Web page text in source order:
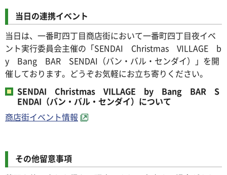
当日の連携イベント
当日は、一番町四丁目商店街において一番町四丁目夜イベ
ント実行委員会主催の「SENDAI Christmas VILLAGE b
y Bang BAR SENDAI（バン・バル・センダイ）」を開
催しております。どうぞお気軽にお立ち寄りください。
SENDAI Christmas VILLAGE by Bang BAR S
ENDAI（バン・バル・センダイ）について
商店街イベント情報
その他留意事項